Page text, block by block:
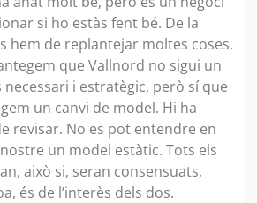
si ho estàs fent bé. De la
hem de replantejar moltes coses.
que Vallnord no sigui un
necessari i estratègic, però sí que
un canvi de model. Hi ha
revisar. No es pot entendre en
un model estàtic. Tots els
això si, seran consensuats,
és de l’interès dels dos.